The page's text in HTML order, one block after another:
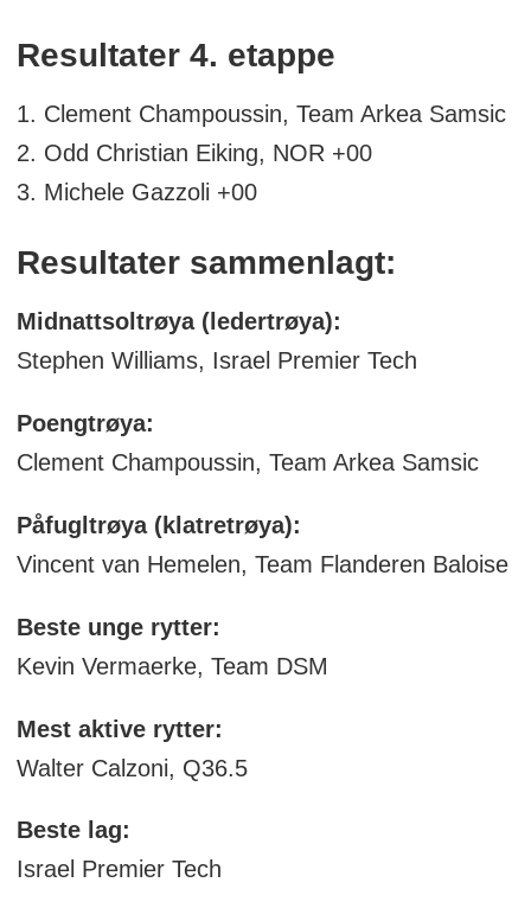
Resultater 4. etappe
1. Clement Champoussin, Team Arkea Samsic
2. Odd Christian Eiking, NOR +00
3. Michele Gazzoli +00
Resultater sammenlagt:
Midnattsoltrøya (ledertrøya):
Stephen Williams, Israel Premier Tech
Poengtrøya:
Clement Champoussin, Team Arkea Samsic
Påfugltrøya (klatretrøya):
Vincent van Hemelen, Team Flanderen Baloise
Beste unge rytter:
Kevin Vermaerke, Team DSM
Mest aktive rytter:
Walter Calzoni, Q36.5
Beste lag:
Israel Premier Tech